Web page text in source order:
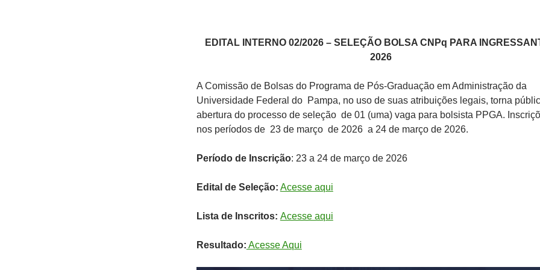
EDITAL INTERNO 02/2026 – SELEÇÃO BOLSA CNPq PARA
2026
A Comissão de Bolsas do Programa de Pós-Graduação em Administração da
Universidade Federal do Pampa, no uso de suas atribuições legais, torna
abertura do processo de seleção de 01 (uma) vaga para bolsista PPGA.
nos períodos de 23 de março de 2026 a 24 de março de 2026.
Período de Inscrição: 23 a 24 de março de 2026
Edital de Seleção: Acesse aqui
Lista de Inscritos: Acesse aqui
Resultado: Acesse Aqui